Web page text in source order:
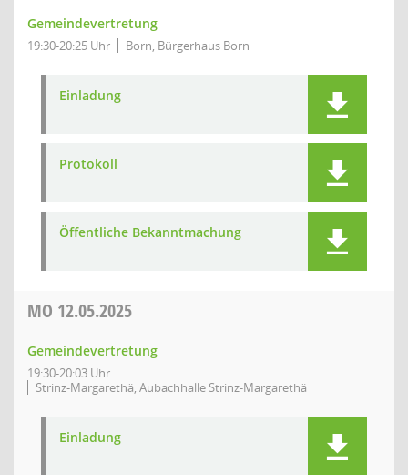
Gemeindevertretung
19:30-20:25 Uhr Born, Bürgerhaus Born
Einladung
Protokoll
Öffentliche Bekanntmachung
MO 12.05.2025
Gemeindevertretung
19:30-20:03 Uhr
Strinz-Margarethä, Aubachhalle Strinz-Margarethä
Einladung